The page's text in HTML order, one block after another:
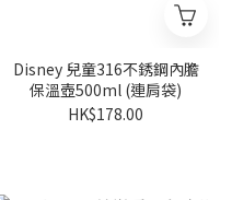
Disney 兒童316不銹鋼內膽
保溫壺500ml (連肩袋)
HK$178.00